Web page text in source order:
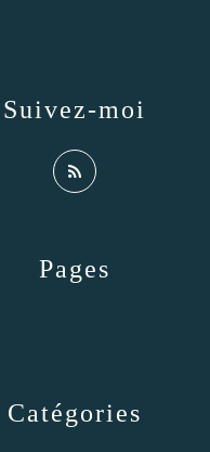
Catégories
Pages
Suivez-moi